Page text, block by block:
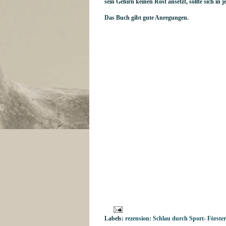
sein Gehirn keinen Rost ansetzt, sollte sich in
Das Buch gibt gute Anregungen.
Labels: rezension: Schlau durch Sport- Förster